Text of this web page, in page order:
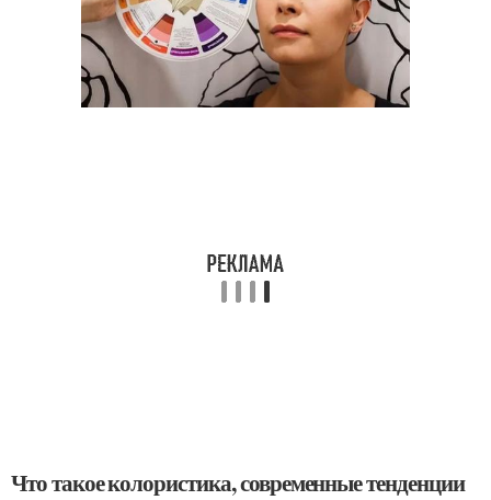
Что такое колористика, современные тенденции